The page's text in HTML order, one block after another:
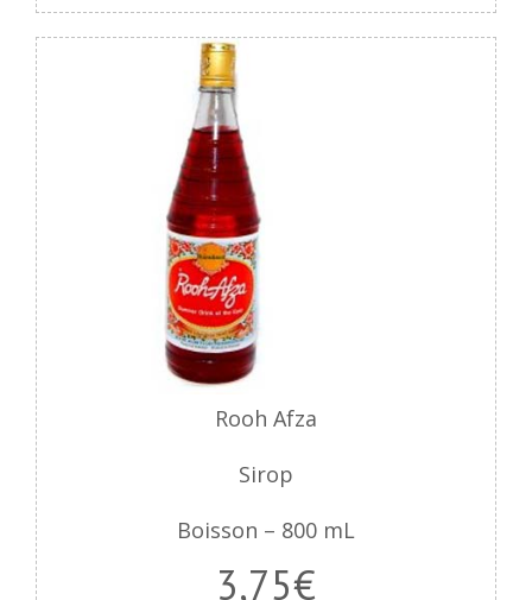
Rooh Afza
Sirop
Boisson – 800 mL
3,75€